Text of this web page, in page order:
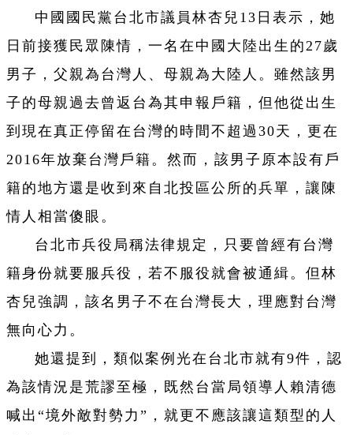
中國國民黨台北市議員林杏兒13日表示，她
日前接獲民眾陳情，一名在中國大陸出生的27歲
男子，父親為台灣人、母親為大陸人。雖然該男
子的母親過去曾返台為其申報戶籍，但他從出生
到現在真正停留在台灣的時間不超過30天，更在
2016年放棄台灣戶籍。然而，該男子原本設有戶
籍的地方還是收到來自北投區公所的兵單，讓陳
情人相當傻眼。
台北市兵役局稱法律規定，只要曾經有台灣
籍身份就要服兵役，若不服役就會被通緝。但林
杏兒強調，該名男子不在台灣長大，理應對台灣
無向心力。
她還提到，類似案例光在台北市就有9件，認
為該情況是荒謬至極，既然台當局領導人賴清德
喊出“境外敵對勢力”，就更不應該讓這類型的人